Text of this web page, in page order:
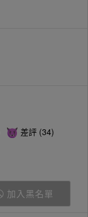
差評 (34)
加入黑名單